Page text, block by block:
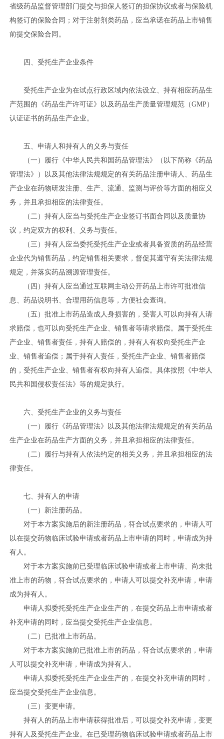
省级药品监督管理部门提交与担保人签订的担保协议或者与保险机
构签订的保险合同；对于注射剂类药品，应当承诺在药品上市销售
前提交保险合同。
四、受托生产企业条件
受托生产企业为在试点行政区域内依法设立、持有相应药品生
产范围的《药品生产许可证》以及药品生产质量管理规范（GMP）
认证证书的药品生产企业。
五、申请人和持有人的义务与责任
（一）履行《中华人民共和国药品管理法》（以下简称《药品
管理法》）以及其他法律法规规定的有关药品注册申请人、药品生
产企业在药物研发注册、生产、流通、监测与评价等方面的相应义
务，并且承担相应的法律责任。
（二）持有人应当与受托生产企业签订书面合同以及质量协
议，约定双方的权利、义务与责任。
（三）持有人应当委托受托生产企业或者具备资质的药品经营
企业代为销售药品，约定销售相关要求，督促其遵守有关法律法规
规定，并落实药品溯源管理责任。
（四）持有人应当通过互联网主动公开药品上市许可批准信
息、药品说明书、合理用药信息等，方便社会查询。
（五）批准上市药品造成人身损害的，受害人可以向持有人请
求赔偿，也可以向受托生产企业、销售者等请求赔偿。属于受托生
产企业、销售者责任，持有人赔偿的，持有人有权向受托生产企
业、销售者追偿；属于持有人责任，受托生产企业、销售者赔偿
的，受托生产企业、销售者有权向持有人追偿。具体按照《中华人
民共和国侵权责任法》等的规定执行。
六、受托生产企业的义务与责任
（一）履行《药品管理法》以及其他法律法规规定的有关药品
生产企业在药品生产方面的义务，并且承担相应的法律责任。
（二）履行与持有人依法约定的相关义务，并且承担相应的法
律责任。
七、持有人的申请
（一）新注册药品。
对于本方案实施后的新注册药品，符合试点要求的，申请人可
以在提交药物临床试验申请或者药品上市申请的同时，申请成为持
有人。
对于本方案实施前已受理临床试验申请或者上市申请、尚未批
准上市的药物，符合试点要求的，申请人可以提交补充申请，申请
成为持有人。
申请人拟委托受托生产企业生产的，在提交药品上市申请或者
补充申请的同时，应当提交受托生产企业信息。
（二）已批准上市药品。
对于本方案实施前已批准上市的药品，符合试点要求的，申请
人可以提交补充申请，申请成为持有人。
申请人拟委托受托生产企业生产的，在提交补充申请的同时，
应当提交受托生产企业信息。
（三）变更申请。
持有人的药品上市申请获得批准后，可以提交补充申请，变更
持有人及受托生产企业。在已受理药物临床试验申请或者药品上市